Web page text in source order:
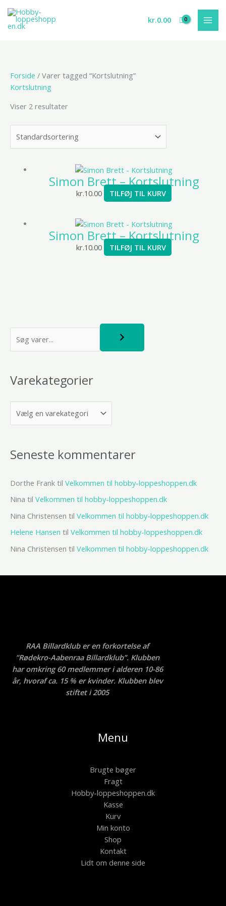
indholdet
kr.0.00
S
Varekategorier
Seneste kommentarer
Dorthe Frank til Velkommen til hobby-loppeshoppen.dk
Nina til Velkommen til hobby-loppeshoppen.dk
Nina Christensen til Velkommen til hobby-loppeshoppen.dk
Helene Hansen til Velkommen til hobby-loppeshoppen.dk
Nina Christensen til Velkommen til hobby-loppeshoppen.dk
Forside / Varer tagged “Kortslutning”
Kortslutning
Viser 2 resultater
Simon Brett – Kortslutning
kr.10.00 TILFØJ TIL KURV
Simon Brett – Kortslutning
kr.10.00 TILFØJ TIL KURV
RAA Billardklub er en forkortelse af
”Rødekro-Aabenraa Billardklub”. Klubben
har omkring 60 medlemmer i alderen 10-86
år, hvoraf ca. 15 % er kvinder. Klubben blev
stiftet i 2005
Menu
Brugte bøger
Fragt
Hobby-loppeshoppen.dk
Kasse
Kurv
Min konto
Shop
Kontakt
Lidt om denne side